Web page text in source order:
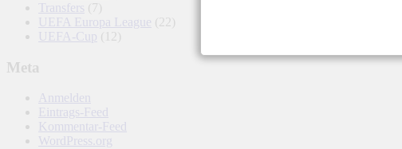
Transfers (7)
UEFA Europa League (22)
UEFA-Cup (12)
Meta
Anmelden
Eintrags-Feed
Kommentar-Feed
WordPress.org